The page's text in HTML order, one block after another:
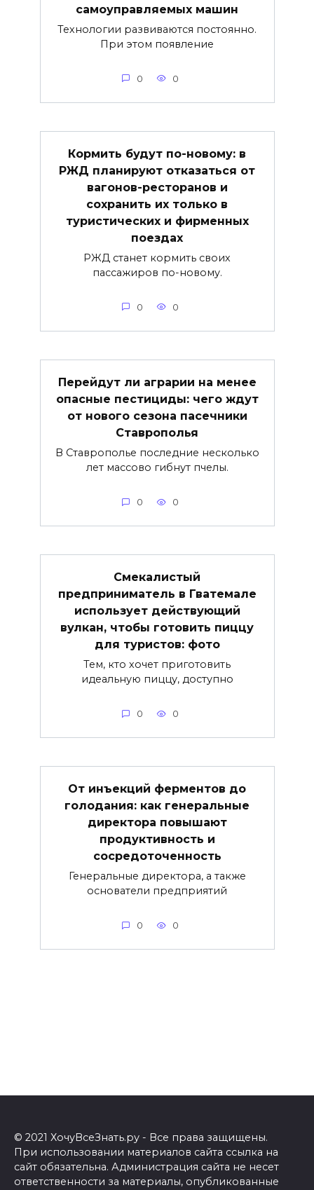
самоуправляемых машин
Технологии развиваются постоянно.
При этом появление
0 0
Кормить будут по-новому: в
РЖД планируют отказаться от
вагонов-ресторанов и
сохранить их только в
туристических и фирменных
поездах
РЖД станет кормить своих
пассажиров по-новому.
0 0
Перейдут ли аграрии на менее
опасные пестициды: чего ждут
от нового сезона пасечники
Ставрополья
В Ставрополье последние несколько
лет массово гибнут пчелы.
0 0
Смекалистый
предприниматель в Гватемале
использует действующий
вулкан, чтобы готовить пиццу
для туристов: фото
Тем, кто хочет приготовить
идеальную пиццу, доступно
0 0
От инъекций ферментов до
голодания: как генеральные
директора повышают
продуктивность и
сосредоточенность
Генеральные директора, а также
основатели предприятий
0 0
© 2021 ХочуВсеЗнать.ру - Все права защищены.
При использовании материалов сайта ссылка на
сайт обязательна. Администрация сайта не несет
ответственности за материалы, опубликованные